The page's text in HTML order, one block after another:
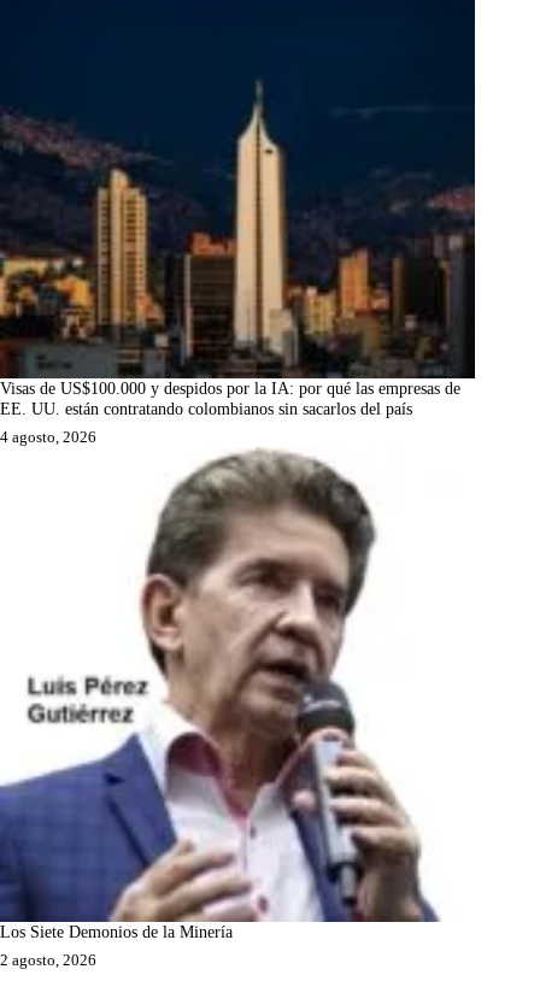
Visas de US$100.000 y despidos por la IA: por qué las empresas de
EE. UU. están contratando colombianos sin sacarlos del país
4 agosto, 2026
Los Siete Demonios de la Minería
2 agosto, 2026